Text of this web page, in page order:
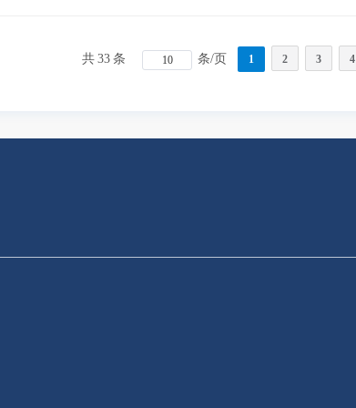
共 33 条 条/页 1 2 3 4